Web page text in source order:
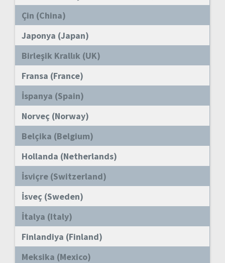
Çin (China)
Japonya (Japan)
Birleşik Krallık (UK)
Fransa (France)
İspanya (Spain)
Norveç (Norway)
Belçika (Belgium)
Hollanda (Netherlands)
İsviçre (Switzerland)
İsveç (Sweden)
İtalya (Italy)
Finlandiya (Finland)
Meksika (Mexico)